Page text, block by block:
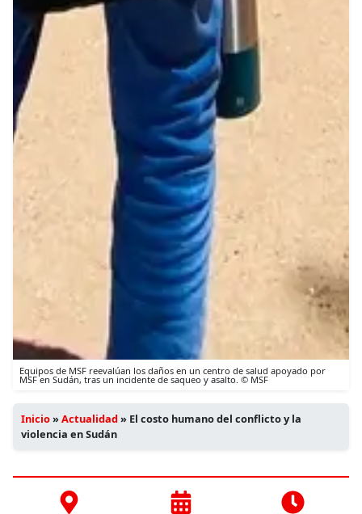
Equipos de MSF reevalúan los daños en un centro de salud apoyado por
MSF en Sudán, tras un incidente de saqueo y asalto. © MSF
Inicio»Actualidad» El costo humano del conflicto y la
violencia en Sudán